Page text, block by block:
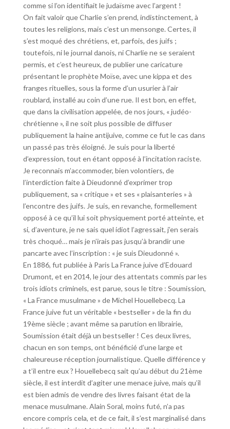
comme si l’on identifiait le judaïsme avec l’argent !
On fait valoir que Charlie s’en prend, indistinctement, à
toutes les religions, mais c’est un mensonge. Certes, il
s’est moqué des chrétiens, et, parfois, des juifs ;
toutefois, ni le journal danois, ni Charlie ne se seraient
permis, et c’est heureux, de publier une caricature
présentant le prophète Moïse, avec une kippa et des
franges rituelles, sous la forme d’un usurier à l’air
roublard, installé au coin d’une rue. Il est bon, en effet,
que dans la civilisation appelée, de nos jours, « judéo-
chrétienne », il ne soit plus possible de diffuser
publiquement la haine antijuive, comme ce fut le cas dans
un passé pas très éloigné. Je suis pour la liberté
d’expression, tout en étant opposé à l’incitation raciste.
Je reconnais m’accommoder, bien volontiers, de
l’interdiction faite à Dieudonné d’exprimer trop
publiquement, sa « critique » et ses « plaisanteries » à
l’encontre des juifs. Je suis, en revanche, formellement
opposé à ce qu’il lui soit physiquement porté atteinte, et
si, d’aventure, je ne sais quel idiot l’agressait, j’en serais
très choqué… mais je n’irais pas jusqu’à brandir une
pancarte avec l’inscription : « je suis Dieudonné ».
En 1886, fut publiée à Paris La France juive d’Edouard
Drumont, et en 2014, le jour des attentats commis par les
trois idiots criminels, est parue, sous le titre : Soumission,
« La France musulmane » de Michel Houellebecq. La
France juive fut un véritable « bestseller » de la fin du
19ème siècle ; avant même sa parution en librairie,
Soumission était déjà un bestseller ! Ces deux livres,
chacun en son temps, ont bénéficié d’une large et
chaleureuse réception journalistique. Quelle différence y
a t’il entre eux ? Houellebecq sait qu’au début du 21ème
siècle, il est interdit d’agiter une menace juive, mais qu’il
est bien admis de vendre des livres faisant état de la
menace musulmane. Alain Soral, moins futé, n’a pas
encore compris cela, et de ce fait, il s’est marginalisé dans